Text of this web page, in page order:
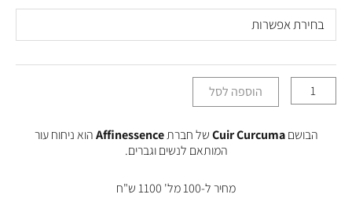
הוספה לסל
הבושםCuir Curcumaשל חברתAffinessenceהוא ניחוח עור
המותאם לנשים וגברים.
מחיר ל-100 מל' 1100 ש"ח